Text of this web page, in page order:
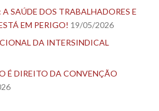
SAÚDE DOS TRABALHADORES E
EM PERIGO! 19/05/2026
DA INTERSINDICAL
É DIREITO DA CONVENÇÃO